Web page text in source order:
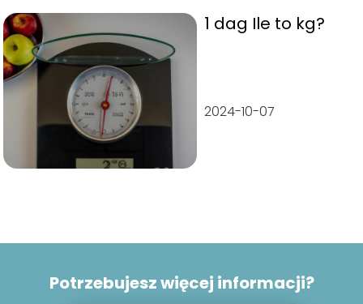
1 dag Ile to kg?
2024-10-07
Potrzebujesz więcej informacji?